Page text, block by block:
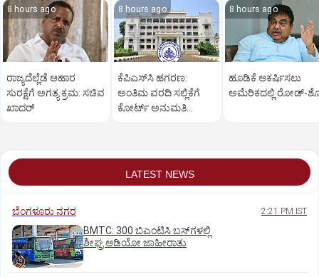
8 hours ago
ರಾಜ್ಯದೆಲ್ಲೆಡೆ ಆಹಾರ
ಸುರಕ್ಷೆಗೆ ಅಗತ್ಯ ಕ್ರಮ: ಸಚಿವ
ಖಾದರ್
8 hours ago
ಕೆಪಿಎಸ್‌ಸಿ ಹಗರಣ:
ಅಂತಿಮ ವರದಿ ಸಲ್ಲಿಕೆಗೆ
ಕೋರ್ಟ್‌ ಅನುಮತಿ
8 hours ago
ಹೂಡಿಕೆ ಆಕರ್ಷಿಸಲು
ಅಮೆರಿಕದಲ್ಲಿ ರೋಡ್‌-
LATEST NEWS
ಬೆಂಗಳೂರು ನಗರ 2:21 PM IST
BMTC: 300 ಬಿಎಂಟಿಸಿ ಬಸ್‌ಗಳಲ್ಲಿ
ಶೀಘ್ರ ಆಡಿಯೋ ಜಾಹೀರಾತು